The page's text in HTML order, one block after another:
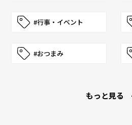
#行事・イベント
#おつまみ
もっと見る